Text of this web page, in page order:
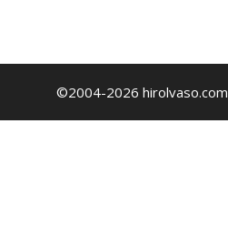
©2004-2026 hirolvaso.com